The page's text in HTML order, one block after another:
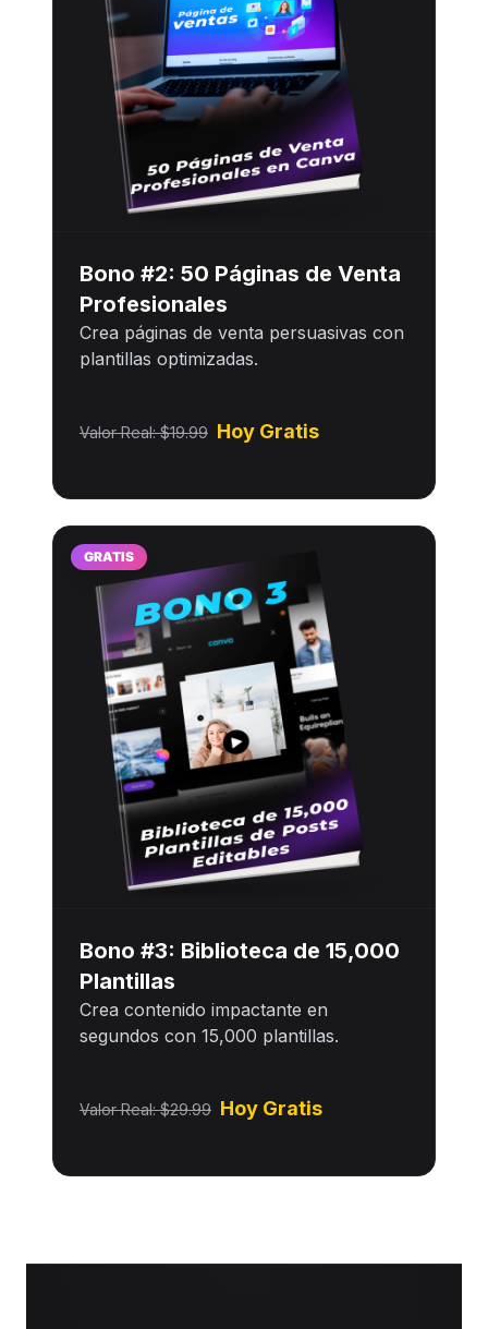
Bono #2: 50 Páginas de Venta
Profesionales
Crea páginas de venta persuasivas con
plantillas optimizadas.
Valor Real: $19.99 Hoy Gratis
GRATIS
Bono #3: Biblioteca de 15,000
Plantillas
Crea contenido impactante en
segundos con 15,000 plantillas.
Valor Real: $29.99 Hoy Gratis